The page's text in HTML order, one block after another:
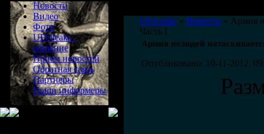
Новости
Видео
Фото
UFOleaks -
общение
Прием новостей
Обратная связь
Партнеры
Наши информеры
UfoLeaks » Новости » Армия
Часть I
Армия нелюдей
Опубликовано: 10-11-2012,